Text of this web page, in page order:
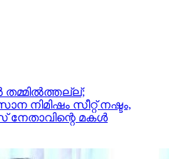
തമ്മില്‍ത്തല്ല്;
നിമിഷം സീറ്റ് നഷ്ടം,
മകള്‍